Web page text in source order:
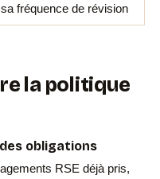
fréquence de révision
la politique
obligations
RSE déjà pris,